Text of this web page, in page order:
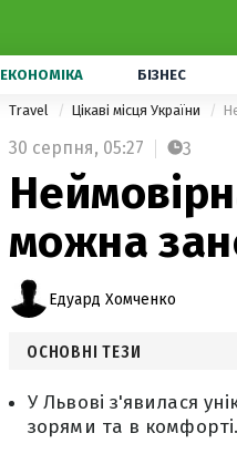
ЕКОНОМІКА БІЗНЕС
Travel Цікаві місця України
30 серпня, 05:27 3
можна
Едуард Хомченко
ОСНОВНІ ТЕЗИ
У Львові з'явилася
зорями та в комфорті.